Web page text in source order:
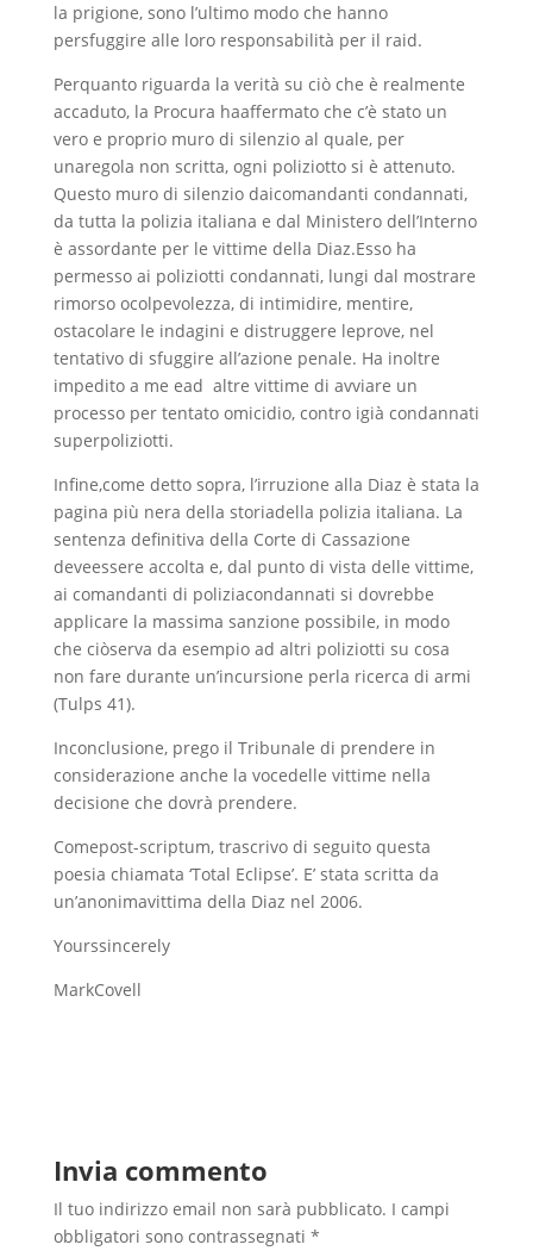
la prigione, sono l’ultimo modo che hanno
persfuggire alle loro responsabilità per il raid.
Perquanto riguarda la verità su ciò che è realmente
accaduto, la Procura haaffermato che c’è stato un
vero e proprio muro di silenzio al quale, per
unaregola non scritta, ogni poliziotto si è attenuto.
Questo muro di silenzio daicomandanti condannati,
da tutta la polizia italiana e dal Ministero dell’Interno
è assordante per le vittime della Diaz.Esso ha
permesso ai poliziotti condannati, lungi dal mostrare
rimorso ocolpevolezza, di intimidire, mentire,
ostacolare le indagini e distruggere leprove, nel
tentativo di sfuggire all’azione penale. Ha inoltre
impedito a me ead altre vittime di avviare un
processo per tentato omicidio, contro igià condannati
superpoliziotti.
Infine,come detto sopra, l’irruzione alla Diaz è stata la
pagina più nera della storiadella polizia italiana. La
sentenza definitiva della Corte di Cassazione
deveessere accolta e, dal punto di vista delle vittime,
ai comandanti di poliziacondannati si dovrebbe
applicare la massima sanzione possibile, in modo
che ciòserva da esempio ad altri poliziotti su cosa
non fare durante un’incursione perla ricerca di armi
(Tulps 41).
Inconclusione, prego il Tribunale di prendere in
considerazione anche la vocedelle vittime nella
decisione che dovrà prendere.
Comepost-scriptum, trascrivo di seguito questa
poesia chiamata ‘Total Eclipse’. E’ stata scritta da
un’anonimavittima della Diaz nel 2006.
Yourssincerely
MarkCovell
Invia commento
Il tuo indirizzo email non sarà pubblicato. I campi
obbligatori sono contrassegnati *